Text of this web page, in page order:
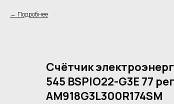
Подробнее
Счётчик
545 BSPIO22-G3E 77
AM918G3L300R174SM